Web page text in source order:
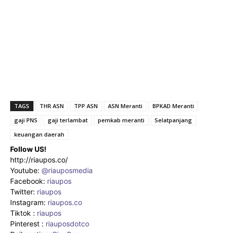
TAGS THR ASN TPP ASN ASN Meranti
BPKAD Meranti
gaji PNS
gaji terlambat pemkab meranti
Selatpanjang
keuangan daerah
Follow US!
http://riaupos.co/
Youtube: @riauposmedia
Facebook: riaupos
Twitter: riaupos
Instagram: riaupos.co
Tiktok : riaupos
Pinterest : riauposdotco